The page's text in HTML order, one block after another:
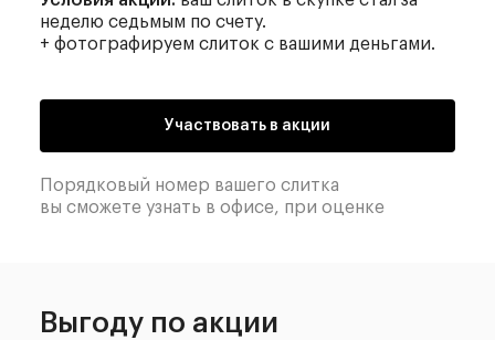
неделю седьмым по счету.
+ фотографируем слиток с вашими деньгами.
Участвовать в акции
Порядковый номер вашего слитка
вы сможете узнать в офисе, при оценке
Выгоду по акции